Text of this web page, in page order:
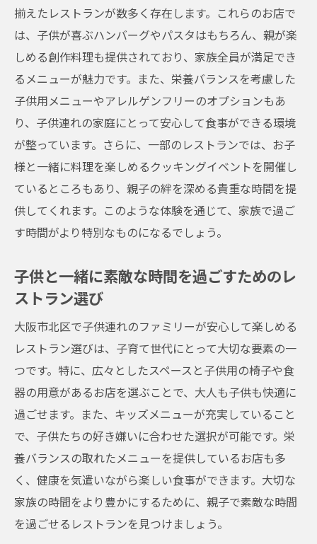
揃えたレストランが数多く存在します。これらのお店で
は、子供が喜ぶハンバーグやパスタはもちろん、親が楽
しめる創作料理も提供されており、家族全員が満足でき
るメニューが魅力です。また、栄養バランスを考慮した
子供用メニューやアレルゲンフリーのオプションもあ
り、子供連れの家庭にとって安心して食事ができる環境
が整っています。さらに、一部のレストランでは、お子
様と一緒に料理を楽しめるクッキングイベントを開催し
ているところもあり、親子の絆を深める貴重な時間を提
供してくれます。このような体験を通じて、家族で過ご
す時間がより特別なものになるでしょう。
子供と一緒に素敵な時間を過ごすためのレ
ストラン選び
大阪市北区で子供連れのファミリーが安心して楽しめる
レストラン選びは、子育て世代にとって大切な要素の一
つです。特に、広々としたスペースと子供用の椅子や食
器の用意があるお店を選ぶことで、大人も子供も快適に
過ごせます。また、キッズメニューが充実していること
で、子供たちの好き嫌いに合わせた選択が可能です。栄
養バランスの取れたメニューを提供しているお店も多
く、健康を気遣いながら楽しい食事ができます。大切な
家族の時間をより豊かにするために、親子で素敵な時間
を過ごせるレストランを見つけましょう。